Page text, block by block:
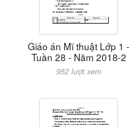
Giáo án Mĩ thuật Lớp 1 -
Tuần 28 - Năm 2018-2
952 lượt xem